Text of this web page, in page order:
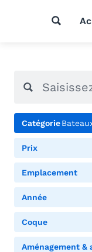
Catégorie
Prix
Emplacement
Année
Coque
Aménagement &